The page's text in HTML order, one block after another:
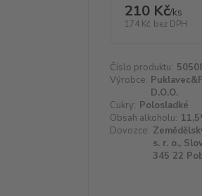
210 Kč/ks
174 Kč bez DPH
Číslo produktu:
Výrobce:
D.O.O.
Cukry: Polosladké
Obsah alkoholu:
Dovozce:
s. r. o.,
345 22